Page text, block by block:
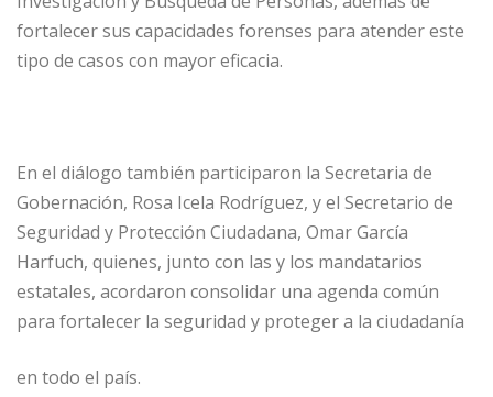
fortalecer sus capacidades forenses para atender este
tipo de casos con mayor eficacia.
En el diálogo también participaron la Secretaria de
Gobernación, Rosa Icela Rodríguez, y el Secretario de
Seguridad y Protección Ciudadana, Omar García
Harfuch, quienes, junto con las y los mandatarios
estatales, acordaron consolidar una agenda común
para fortalecer la seguridad y proteger a la ciudadanía
en todo el país.